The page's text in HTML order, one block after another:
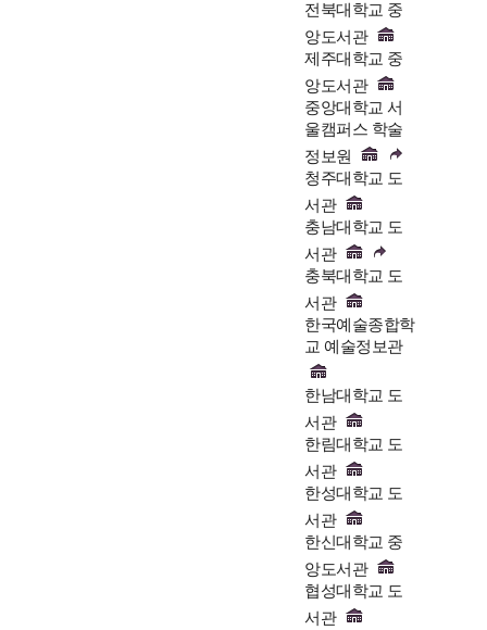
전북대학교 중
앙도서관
제주대학교 중
앙도서관
중앙대학교 서
울캠퍼스 학술
정보원
청주대학교 도
서관
충남대학교 도
서관
충북대학교 도
서관
한국예술종합학
교 예술정보관
한남대학교 도
서관
한림대학교 도
서관
한성대학교 도
서관
한신대학교 중
앙도서관
협성대학교 도
서관